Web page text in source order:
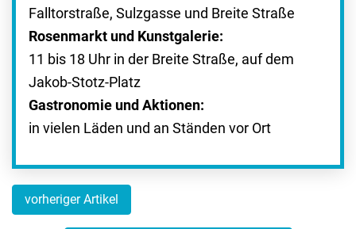
Falltorstraße, Sulzgasse und Breite Straße
Rosenmarkt und Kunstgalerie:
11 bis 18 Uhr in der Breite Straße, auf dem
Jakob-Stotz-Platz
Gastronomie und Aktionen:
in vielen Läden und an Ständen vor Ort
vorheriger Artikel